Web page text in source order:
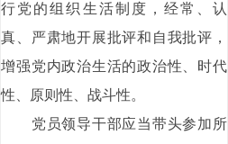
行党的组织生活制度，经常、认
真、严肃地开展批评和自我批评，
增强党内政治生活的政治性、时代
性、原则性、战斗性。
党员领导干部应当带头参加所